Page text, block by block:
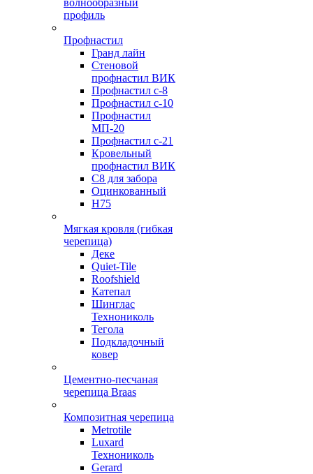
волнообразный
профиль
Профнастил
Гранд лайн
Стеновой
профнастил ВИК
Профнастил с-8
Профнастил с-10
Профнастил
МП-20
Профнастил с-21
Кровельный
профнастил ВИК
С8 для забора
Оцинкованный
Н75
Мягкая кровля (гибкая
черепица)
Деке
Quiet-Tile
Roofshield
Катепал
Шинглас
Технониколь
Тегола
Подкладочный
ковер
Цементно-песчаная
черепица Braas
Композитная черепица
Metrotile
Luxard
Технониколь
Gerard